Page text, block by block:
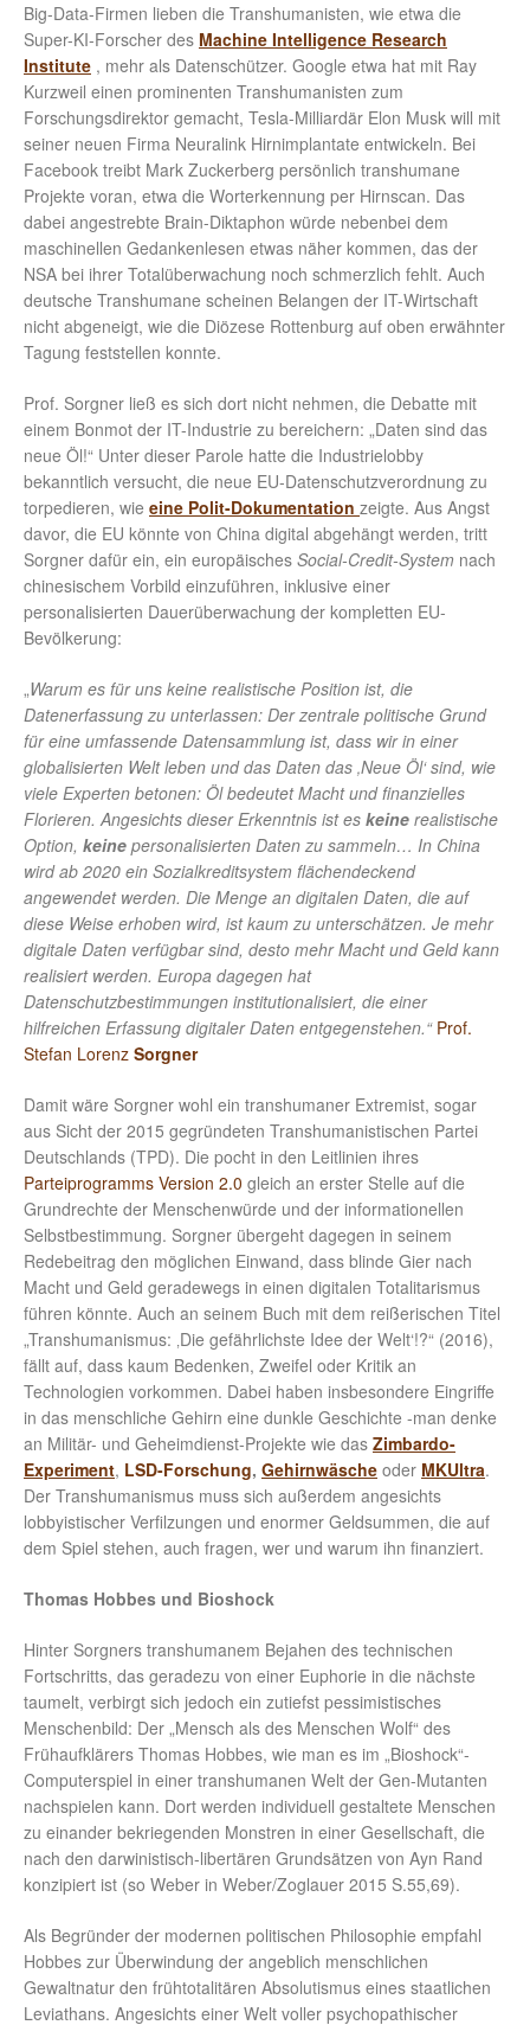
Big-Data-Firmen lieben die Transhumanisten, wie etwa die
Super-KI-Forscher des Machine Intelligence Research
Institute , mehr als Datenschützer. Google etwa hat mit Ray
Kurzweil einen prominenten Transhumanisten zum
Forschungsdirektor gemacht, Tesla-Milliardär Elon Musk will mit
seiner neuen Firma Neuralink Hirnimplantate entwickeln. Bei
Facebook treibt Mark Zuckerberg persönlich transhumane
Projekte voran, etwa die Worterkennung per Hirnscan. Das
dabei angestrebte Brain-Diktaphon würde nebenbei dem
maschinellen Gedankenlesen etwas näher kommen, das der
NSA bei ihrer Totalüberwachung noch schmerzlich fehlt. Auch
deutsche Transhumane scheinen Belangen der IT-Wirtschaft
nicht abgeneigt, wie die Diözese Rottenburg auf oben erwähnter
Tagung feststellen konnte.
Prof. Sorgner ließ es sich dort nicht nehmen, die Debatte mit
einem Bonmot der IT-Industrie zu bereichern: „Daten sind das
neue Öl!“ Unter dieser Parole hatte die Industrielobby
bekanntlich versucht, die neue EU-Datenschutzverordnung zu
torpedieren, wie eine Polit-Dokumentation zeigte. Aus Angst
davor, die EU könnte von China digital abgehängt werden, tritt
Sorgner dafür ein, ein europäisches Social-Credit-System nach
chinesischem Vorbild einzuführen, inklusive einer
personalisierten Dauerüberwachung der kompletten EU-
Bevölkerung:
„Warum es für uns keine realistische Position ist, die
Datenerfassung zu unterlassen: Der zentrale politische Grund
für eine umfassende Datensammlung ist, dass wir in einer
globalisierten Welt leben und das Daten das ‚Neue Öl‘ sind, wie
viele Experten betonen: Öl bedeutet Macht und finanzielles
Florieren. Angesichts dieser Erkenntnis ist es keine realistische
Option, keine personalisierten Daten zu sammeln… In China
wird ab 2020 ein Sozialkreditsystem flächendeckend
angewendet werden. Die Menge an digitalen Daten, die auf
diese Weise erhoben wird, ist kaum zu unterschätzen. Je mehr
digitale Daten verfügbar sind, desto mehr Macht und Geld kann
realisiert werden. Europa dagegen hat
Datenschutzbestimmungen institutionalisiert, die einer
hilfreichen Erfassung digitaler Daten entgegenstehen.“Prof.
Stefan Lorenz Sorgner
Damit wäre Sorgner wohl ein transhumaner Extremist, sogar
aus Sicht der 2015 gegründeten Transhumanistischen Partei
Deutschlands (TPD). Die pocht in den Leitlinien ihres
Parteiprogramms Version 2.0 gleich an erster Stelle auf die
Grundrechte der Menschenwürde und der informationellen
Selbstbestimmung. Sorgner übergeht dagegen in seinem
Redebeitrag den möglichen Einwand, dass blinde Gier nach
Macht und Geld geradewegs in einen digitalen Totalitarismus
führen könnte. Auch an seinem Buch mit dem reißerischen Titel
„Transhumanismus: ‚Die gefährlichste Idee der Welt‘!?“ (2016),
fällt auf, dass kaum Bedenken, Zweifel oder Kritik an
Technologien vorkommen. Dabei haben insbesondere Eingriffe
in das menschliche Gehirn eine dunkle Geschichte -man denke
an Militär- und Geheimdienst-Projekte wie das Zimbardo-
Experiment, LSD-Forschung, Gehirnwäsche oder MKUltra.
Der Transhumanismus muss sich außerdem angesichts
lobbyistischer Verfilzungen und enormer Geldsummen, die auf
dem Spiel stehen, auch fragen, wer und warum ihn finanziert.
Thomas Hobbes und Bioshock
Hinter Sorgners transhumanem Bejahen des technischen
Fortschritts, das geradezu von einer Euphorie in die nächste
taumelt, verbirgt sich jedoch ein zutiefst pessimistisches
Menschenbild: Der „Mensch als des Menschen Wolf“ des
Frühaufklärers Thomas Hobbes, wie man es im „Bioshock“-
Computerspiel in einer transhumanen Welt der Gen-Mutanten
nachspielen kann. Dort werden individuell gestaltete Menschen
zu einander bekriegenden Monstren in einer Gesellschaft, die
nach den darwinistisch-libertären Grundsätzen von Ayn Rand
konzipiert ist (so Weber in Weber/Zoglauer 2015 S.55,69).
Als Begründer der modernen politischen Philosophie empfahl
Hobbes zur Überwindung der angeblich menschlichen
Gewaltnatur den frühtotalitären Absolutismus eines staatlichen
Leviathans. Angesichts einer Welt voller psychopathischer